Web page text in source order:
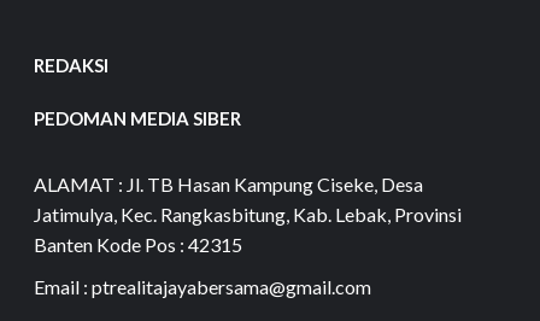
REDAKSI
PEDOMAN MEDIA SIBER
ALAMAT : Jl. TB Hasan Kampung Ciseke, Desa
Jatimulya, Kec. Rangkasbitung, Kab. Lebak, Provinsi
Banten Kode Pos : 42315
Email : ptrealitajayabersama@gmail.com